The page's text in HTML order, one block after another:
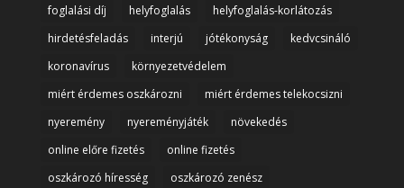
foglalási díj
helyfoglalás
helyfoglalás-korlátozás
hirdetésfeladás
interjú jótékonyság
kedvcsináló
koronavírus
környezetvédelem
miért érdemes oszkározni
miért érdemes telekocsizni
nyeremény
nyereményjáték
növekedés
online előre fizetés
online fizetés
oszkározó híresség
oszkározó zenész